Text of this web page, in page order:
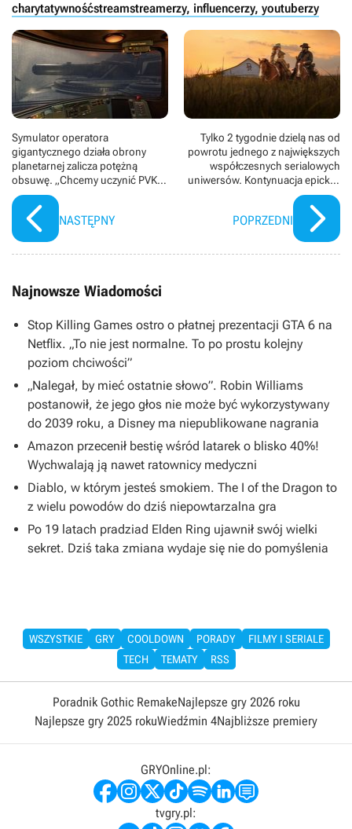
charytatywnośćstreamstreamerzy, influencerzy, youtuberzy
Symulator operatora
gigantycznego działa obrony
planetarnej zalicza potężną
obsuwę. „Chcemy uczynić PVKK
najlepszą grą, jaką może być”
NASTĘPNY
Tylko 2 tygodnie dzielą nas od
powrotu jednego z największych
współczesnych serialowych
uniwersów. Kontynuacja epickiej
sagi to najważniejsza premiera
miesiąca SkyShowtime
POPRZEDNI
Najnowsze Wiadomości
Stop Killing Games ostro o płatnej prezentacji GTA 6 na
Netflix. „To nie jest normalne. To po prostu kolejny
poziom chciwości”
„Nalegał, by mieć ostatnie słowo”. Robin Williams
postanowił, że jego głos nie może być wykorzystywany
do 2039 roku, a Disney ma niepublikowane nagrania
Amazon przecenił bestię wśród latarek o blisko 40%!
Wychwalają ją nawet ratownicy medyczni
Diablo, w którym jesteś smokiem. The I of the Dragon to
z wielu powodów do dziś niepowtarzalna gra
Po 19 latach pradziad Elden Ring ujawnił swój wielki
sekret. Dziś taka zmiana wydaje się nie do pomyślenia
WSZYSTKIE GRY COOLDOWN PORADY
FILMY I SERIALE
TECH
TEMATY RSS
Poradnik Gothic RemakeNajlepsze gry 2026 roku
Najlepsze gry 2025 rokuWiedźmin 4Najbliższe premiery
GRYOnline.pl:
tvgry.pl: